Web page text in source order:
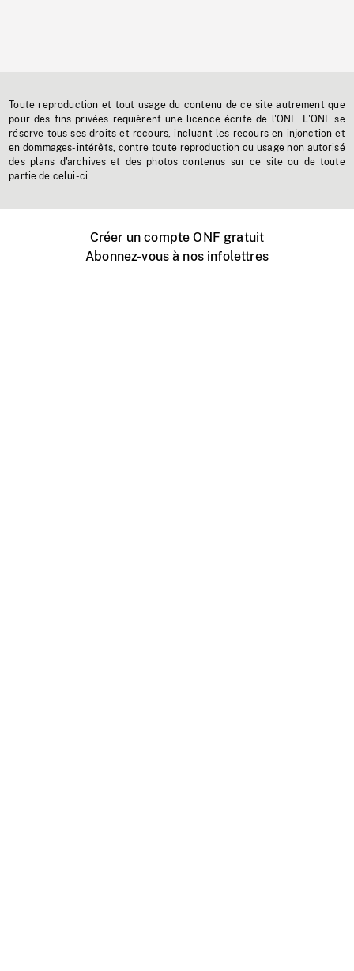
Toute reproduction et tout usage du contenu de ce site autrement que
pour des fins privées requièrent une licence écrite de l'ONF. L'ONF se
réserve tous ses droits et recours, incluant les recours en injonction et
en dommages-intérêts, contre toute reproduction ou usage non autorisé
des plans d'archives et des photos contenus sur ce site ou de toute
partie de celui-ci.
Créer un compte ONF gratuit
Abonnez-vous à nos infolettres